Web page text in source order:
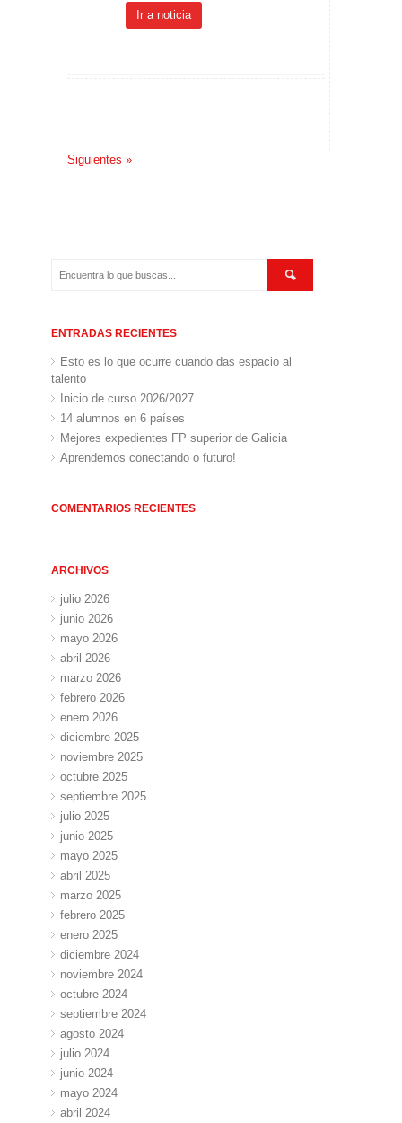
Ir a noticia
Siguientes »
ENTRADAS RECIENTES
Esto es lo que ocurre cuando das espacio al
talento
Inicio de curso 2026/2027
14 alumnos en 6 países
Mejores expedientes FP superior de Galicia
Aprendemos conectando o futuro!
COMENTARIOS RECIENTES
ARCHIVOS
julio 2026
junio 2026
mayo 2026
abril 2026
marzo 2026
febrero 2026
enero 2026
diciembre 2025
noviembre 2025
octubre 2025
septiembre 2025
julio 2025
junio 2025
mayo 2025
abril 2025
marzo 2025
febrero 2025
enero 2025
diciembre 2024
noviembre 2024
octubre 2024
septiembre 2024
agosto 2024
julio 2024
junio 2024
mayo 2024
abril 2024